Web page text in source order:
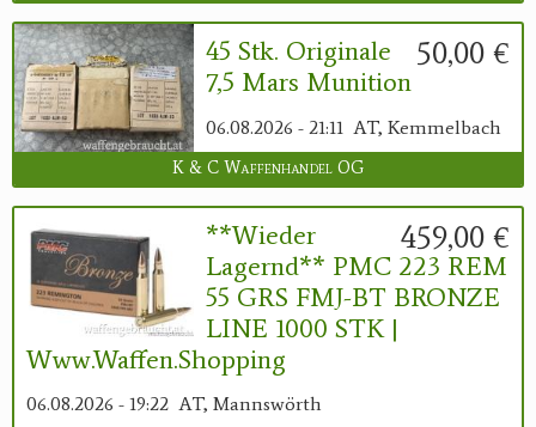
50,00 €
45 Stk. Originale
7,5 Mars Munition
06.08.2026 - 21:11 AT, Kemmelbach
K & C Waffenhandel OG
459,00 €
**Wieder
Lagernd** PMC 223 REM
55 GRS FMJ-BT BRONZE
LINE 1000 STK |
Www.waffen.shopping
06.08.2026 - 19:22 AT, Mannswörth